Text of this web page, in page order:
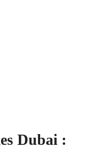
Dubai :